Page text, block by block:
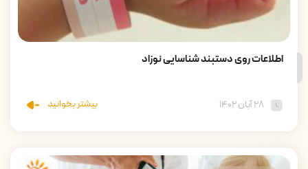
اطلاعات روی دستبند شناسایی نوزاد
۲۸ آبان ۱۴۰۲ بیشتر بخوانید